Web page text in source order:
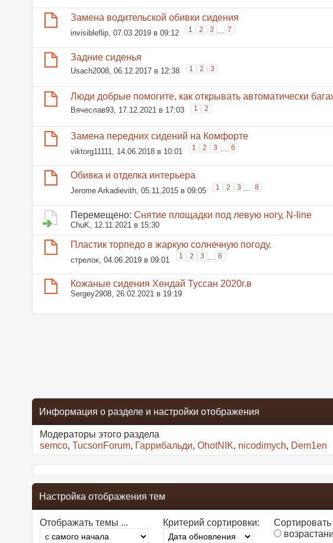
Замена водительской обивки сидения
invisibleflip, 07.03.2019 в 09:12 1 2 3 7
Задние сиденья
Usach2008, 06.12.2017 в 12:38 1 2 3
Люди добрые помогите, как открывать автоматически
Вячеслав93, 17.12.2021 в 17:03 1 2
Замена передних сидений на Комфорте
viktorg11111 , 14.06.2018 в 10:01 1 2 3 6
Обивка и отделка интерьера
Jerome Arkadievith, 05.11.2015 в 09:05 1 2 3 8
Перемещено: Снятие площадки под левую ногу, N-line
ChuK , 12.11.2021 в 15:30
Пластик торпедо в жаркую солнечную погоду.
стрелок, 04.06.2019 в 09:01 1 2 3 6
Кожаные сидения Хендай Туссан 2020г.в
Sergey2908, 26.02.2021 в 19:19
Информация о разделе и настройки отображения
Модераторы этого раздела
semco, TucsonForum, Гаррибальди, OhotNIK, nicodimych, Dem1en
Настройка отображения тем
Отображать темы ... Критерий сортировки: